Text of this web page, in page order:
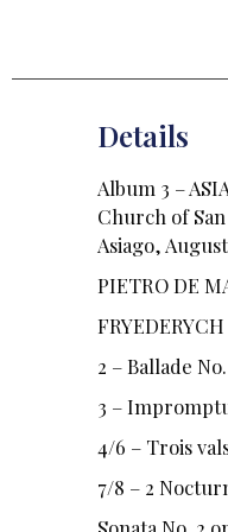
Details
Album 3 –
Church of
Asiago,
PIETRO DE
2 – Ballade
3 –
4/6 – Trois
7/8 – 2